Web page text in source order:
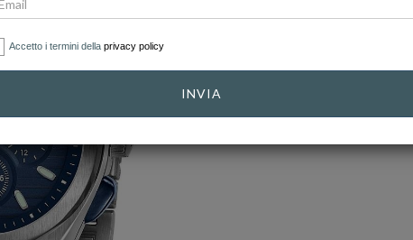
Accetto i termini della privacy policy
INVIA